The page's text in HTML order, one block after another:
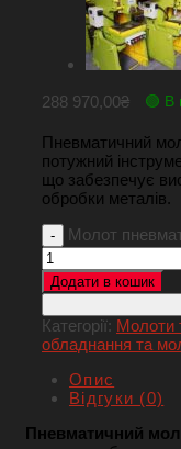
288 970,00₴ 🟢 В
Пневматичний
потужний
що забезпечує
обробки металів.
Молот
Додати в кошик
Категорії: Молоти
обладнання та
Опис
Відгуки (0)
Пневматичний